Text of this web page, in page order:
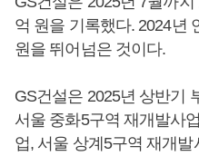
억 원을 기록했다. 2024년
원을 뛰어넘은 것이다.
GS건설은 2025년 상반기
서울 중화5구역 재개발사
업, 서울 상계5구역 재개